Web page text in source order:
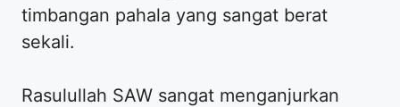
timbangan pahala yang sangat berat
sekali.
Rasulullah SAW sangat menganjurkan